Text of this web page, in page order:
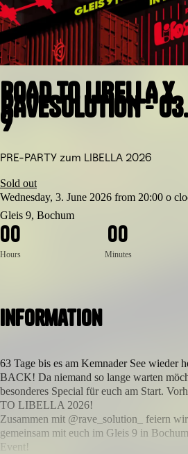
ROAD TO LIBELLA x
RAVESOLUTION -
9
PRE-PARTY zum LIBELLA 2026
Sold out
Wednesday, 3. June 2026 from 20:00 o
Gleis 9, Bochum
00
Hours
00
Minutes
Information
63 Tage bis es am Kemnader See
BACK! Da niemand so lange warten
besonderes Special für euch am Start.
TO LIBELLA 2026!
Zusammen mit @rave_solution_ feiern
gemeinsam mit euch im Gleis 9 in
Event!